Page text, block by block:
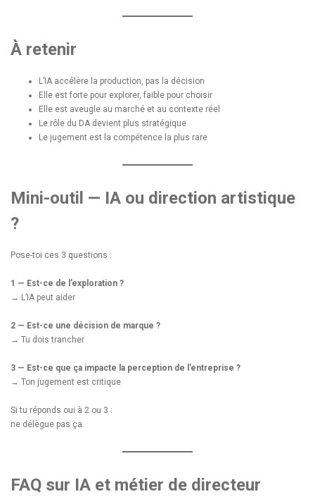
À retenir
L’IA accélère la production, pas la décision
Elle est forte pour explorer, faible pour choisir
Elle est aveugle au marché et au contexte réel
Le rôle du DA devient plus stratégique
Le jugement est la compétence la plus rare
Mini-outil — IA ou direction artistique
?
Pose-toi ces 3 questions :
1 — Est-ce de l’exploration ?
→ L’IA peut aider
2 — Est-ce une décision de marque ?
→ Tu dois trancher
3 — Est-ce que ça impacte la perception de l’entreprise ?
→ Ton jugement est critique
Si tu réponds oui à 2 ou 3 :
ne délègue pas ça.
FAQ sur IA et métier de directeur